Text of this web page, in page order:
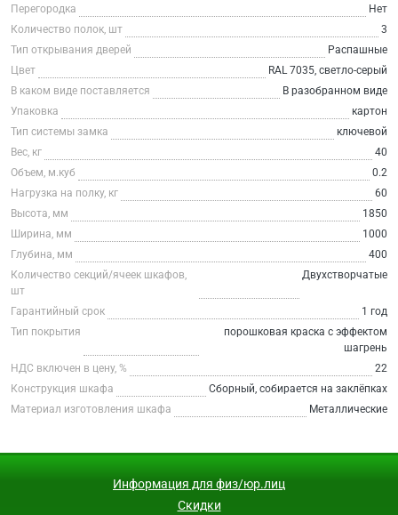
Перегородка
Нет
Количество полок, шт
3
Тип открывания дверей
Распашные
Цвет
RAL 7035, светло-серый
В каком виде поставляется
В разобранном виде
Упаковка
картон
Тип системы замка
ключевой
Вес, кг
40
Объем, м.куб
0.2
Нагрузка на полку, кг
60
Высота, мм
1850
Ширина, мм
1000
Глубина, мм
400
Количество секций/ячеек шкафов,
шт
Двухстворчатые
Гарантийный срок
1 год
Тип покрытия
порошковая краска с эффектом
шагрень
НДС включен в цену, %
22
Конструкция шкафа
Сборный, собирается на заклёпках
Материал изготовления шкафа
Металлические
Информация для физ/юр.лиц
Скидки